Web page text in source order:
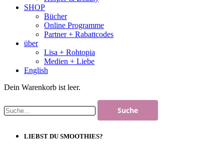
SHOP
Bücher
Online Programme
Partner + Rabattcodes
über
Lisa + Rohtopia
Medien + Liebe
English
Dein Warenkorb ist leer.
LIEBST DU SMOOTHIES?